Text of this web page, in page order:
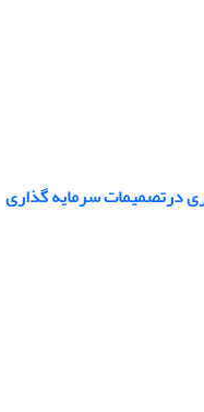
درتصمیمات سرمایه گذاری